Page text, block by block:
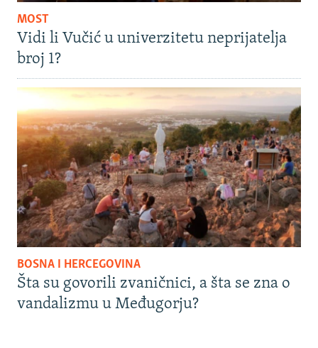
MOST
Vidi li Vučić u univerzitetu neprijatelja
broj 1?
BOSNA I HERCEGOVINA
Šta su govorili zvaničnici, a šta se zna o
vandalizmu u Međugorju?